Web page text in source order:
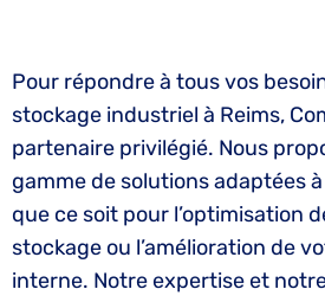
Pour répondre à tous vos
stockage industriel à Reims,
partenaire privilégié. Nous
gamme de solutions adaptées
que ce soit pour l’optimisation
stockage ou l’amélioration de
interne. Notre expertise et